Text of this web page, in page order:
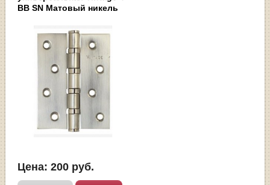
BB SN Матовый никель
Цена:200 руб.